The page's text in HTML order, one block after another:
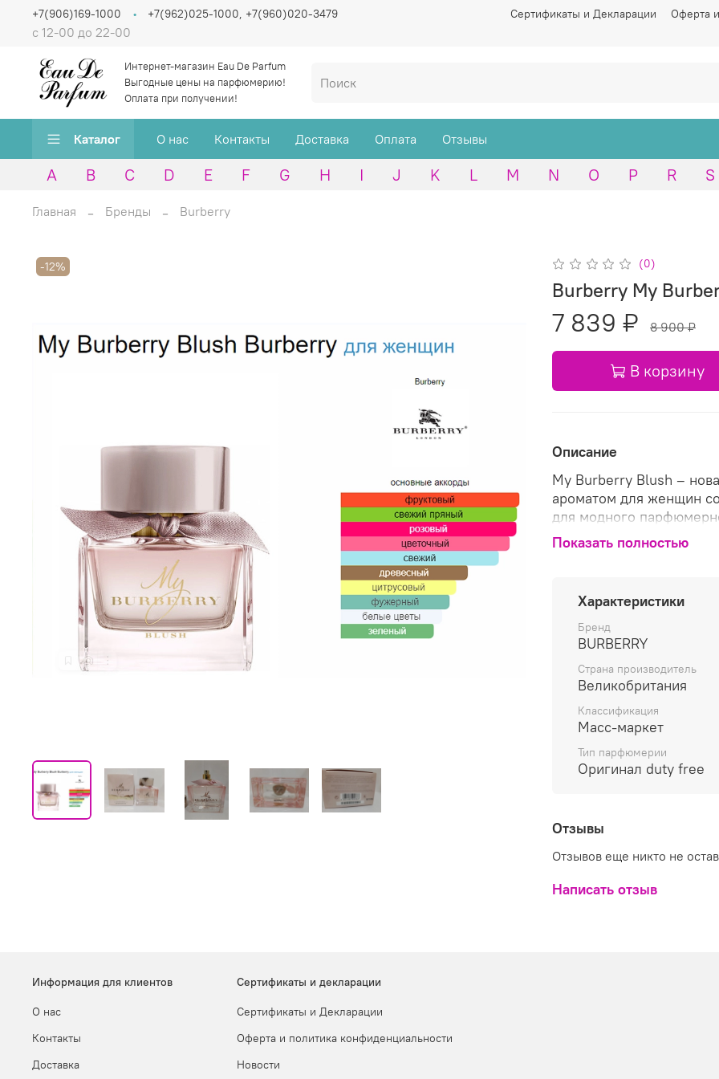
Сертификаты и Декларации Оферта
с 12-00 до 22-00
+7(906)169-1000 +7(962)025-1000, +7(960)020-3479
Интернет-магазин Eau De Parfum
Выгодные цены на парфюмерию!
Оплата при получении!
Каталог О нас Контакты Доставка Оплата Отзывы
A B C D E F G H I J K L M N O P R S
Главная Бренды Burberry
-12% (0)
Burberry My
7 839 ₽ 8 900 ₽
В корзину
Описание
My Burberry Blush –
ароматом для женщин
для модного
Невероятно легкий
атмосферой весенних
сочные фруктовые
сладкого граната
нежными душистыми
сладкой герани на
ненавязчивый шлейф
ароматом
EDP * Вес 400
Показать полностью
Характеристики
Бренд
BURBERRY
Страна производитель
Великобритания
Классификация
Масс-маркет
Тип парфюмерии
Оригинал duty free
Отзывы
Отзывов еще никто не
Написать отзыв
Информация для клиентов
О нас
Контакты
Доставка
Сертификаты и декларации
Сертификаты и Декларации
Оферта и политика конфиденциальности
Новости